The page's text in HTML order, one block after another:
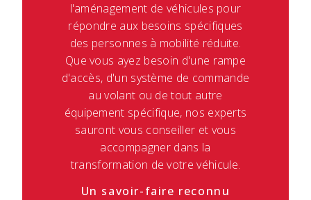
l'aménagement de véhicules pour
répondre aux besoins spécifiques
des personnes à mobilité réduite.
Que vous ayez besoin d'une rampe
d'accès, d'un système de commande
au volant ou de tout autre
équipement spécifique, nos experts
sauront vous conseiller et vous
accompagner dans la
transformation de votre véhicule.
Un savoir-faire reconnu